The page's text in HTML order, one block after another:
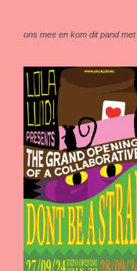
ons mee en kom dit pand